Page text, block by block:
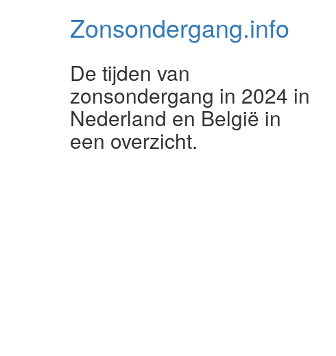
Zonsondergang.info
De tijden van
zonsondergang in 2024 in
Nederland en België in
een overzicht.